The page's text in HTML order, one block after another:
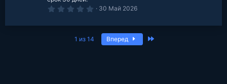
0
0
в
30 Май 2026
1 из 14 Вперед